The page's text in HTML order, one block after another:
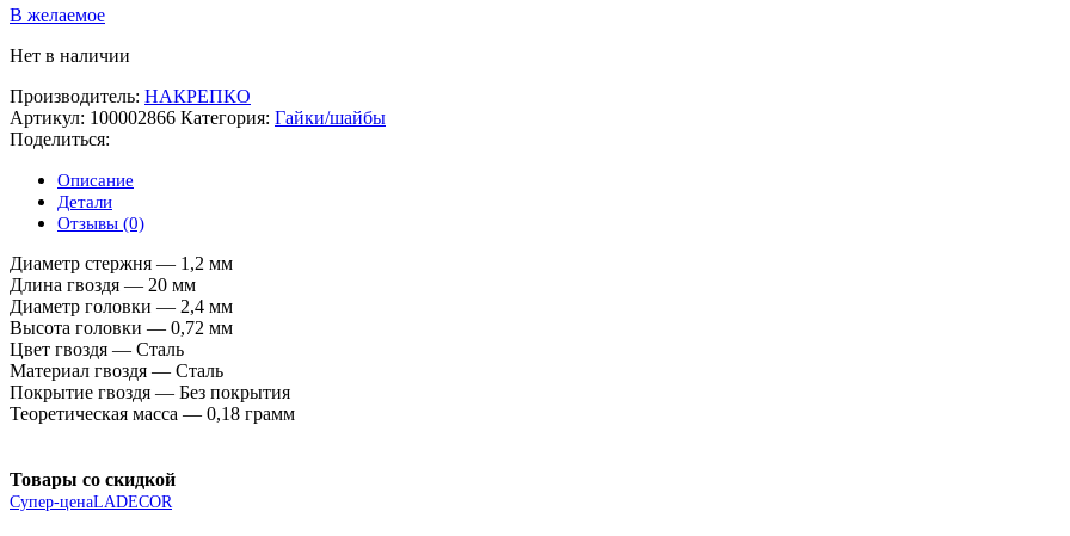
В желаемое
Нет в наличии
Производитель: НАКРЕПКО
Артикул: 100002866 Категория: Гайки/шайбы
Поделиться:
Описание
Детали
Отзывы (0)
Диаметр стержня — 1,2 мм
Длина гвоздя — 20 мм
Диаметр головки — 2,4 мм
Высота головки — 0,72 мм
Цвет гвоздя — Сталь
Материал гвоздя — Сталь
Покрытие гвоздя — Без покрытия
Теоретическая масса — 0,18 грамм
Товары со скидкой
Супер-ценаLADECOR